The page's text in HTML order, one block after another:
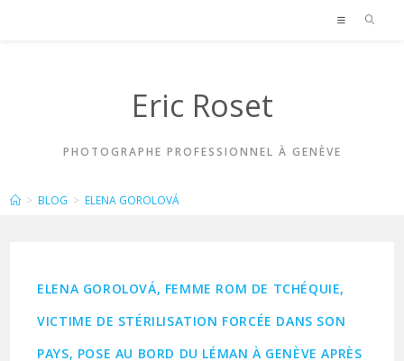
Eric Roset
PHOTOGRAPHE PROFESSIONNEL À GENÈVE
> BLOG > ELENA GOROLOVÁ
ELENA GOROLOVÁ, FEMME ROM DE TCHÉQUIE,
VICTIME DE STÉRILISATION FORCÉE DANS SON
PAYS, POSE AU BORD DU LÉMAN À GENÈVE APRÈS